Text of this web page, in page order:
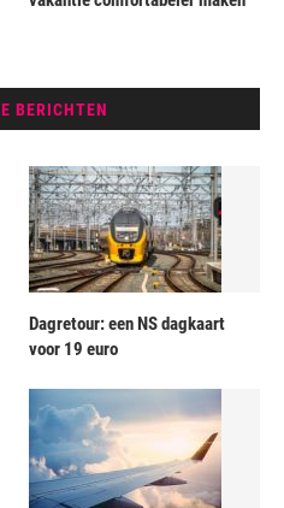
BERICHTEN
Dagretour: een NS dagkaart
voor 19 euro